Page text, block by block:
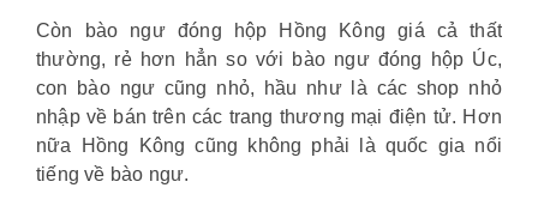
Còn bào ngư đóng hộp Hồng Kông giá cả thất
thường, rẻ hơn hẳn so với bào ngư đóng hộp Úc,
con bào ngư cũng nhỏ, hầu như là các shop nhỏ
nhập về bán trên các trang thương mại điện tử. Hơn
nữa Hồng Kông cũng không phải là quốc gia nổi
tiếng về bào ngư.